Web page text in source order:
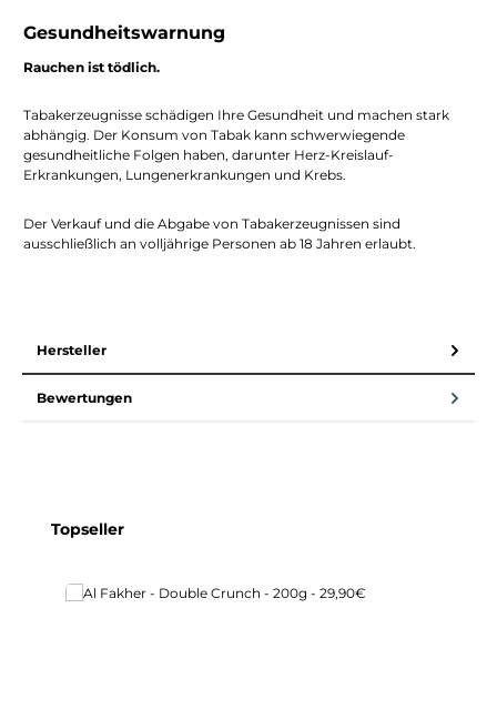
Gesundheitswarnung
Rauchen ist tödlich.
Tabakerzeugnisse schädigen Ihre Gesundheit und machen stark
abhängig. Der Konsum von Tabak kann schwerwiegende
gesundheitliche Folgen haben, darunter Herz-Kreislauf-
Erkrankungen, Lungenerkrankungen und Krebs.
Der Verkauf und die Abgabe von Tabakerzeugnissen sind
ausschließlich an volljährige Personen ab 18 Jahren erlaubt.
Hersteller
Bewertungen
Produktgalerie überspringen
Topseller